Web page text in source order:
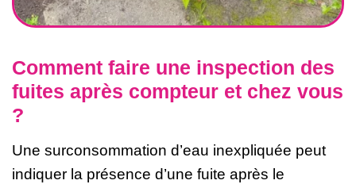
Comment faire une inspection des
fuites après compteur et chez vous
?
Une surconsommation d’eau inexpliquée peut
indiquer la présence d’une fuite après le